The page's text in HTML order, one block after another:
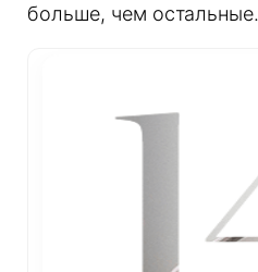
больше, чем остальные.